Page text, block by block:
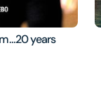
years